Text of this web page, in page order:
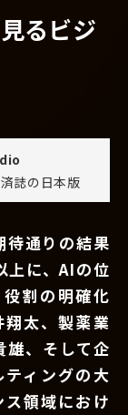
るビジ
誌の日本版
待通りの結果
上に、AIの位
割の明確化
太、製薬業
雄、そして企
ィングの大
領域におけ